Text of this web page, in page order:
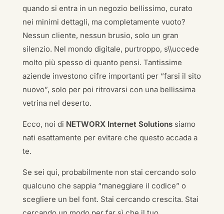
quando si entra in un negozio bellissimo, curato
nei minimi dettagli, ma completamente vuoto?
Nessun cliente, nessun brusio, solo un gran
silenzio. Nel mondo digitale, purtroppo, s\\uccede
molto più spesso di quanto pensi. Tantissime
aziende investono cifre importanti per “farsi il sito
nuovo”, solo per poi ritrovarsi con una bellissima
vetrina nel deserto.
Ecco, noi di NETWORX Internet Solutionssiamo
nati esattamente per evitare che questo accada a
te.
Se sei qui, probabilmente non stai cercando solo
qualcuno che sappia “maneggiare il codice” o
scegliere un bel font. Stai cercando crescita. Stai